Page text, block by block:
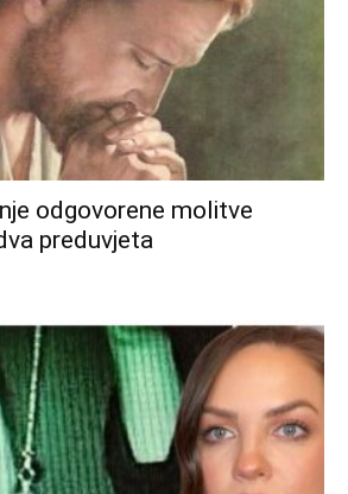
odgovorene molitve
preduvjeta